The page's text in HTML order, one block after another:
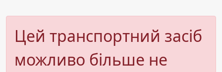
Цей транспортний засіб
можливо більше не